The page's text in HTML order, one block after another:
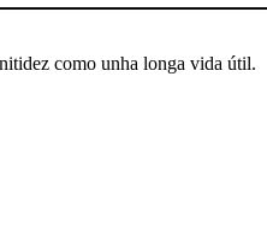
como unha longa vida útil.